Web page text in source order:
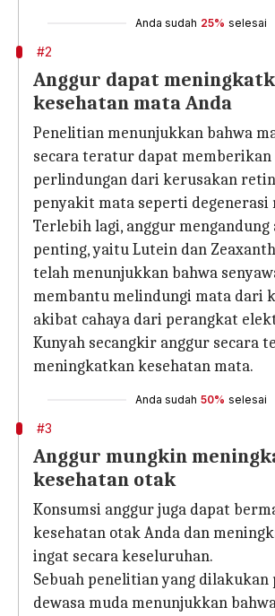
Anda sudah 25% selesai
#2
Anggur dapat
kesehatan mata Anda
Penelitian menunjukkan bahwa
secara teratur dapat memberikan
perlindungan dari kerusakan
penyakit mata seperti degenerasi
Terlebih lagi, anggur
penting, yaitu Lutein dan
telah menunjukkan bahwa
membantu melindungi mata dari
akibat cahaya dari perangkat
Kunyah secangkir anggur secara
meningkatkan kesehatan mata.
Anda sudah 50% selesai
#3
Anggur mungkin
kesehatan otak
Konsumsi anggur juga dapat
kesehatan otak Anda dan
ingat secara keseluruhan.
Sebuah penelitian yang dilakukan
dewasa muda menunjukkan